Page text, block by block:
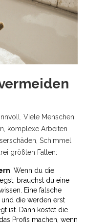
Viele Menschen
komplexe Arbeiten
Schimmel
größten Fallen:
: Wenn du die
brauchst du eine
Eine falsche
die werden erst
ist. Dann kostet die
Profis machen, wenn